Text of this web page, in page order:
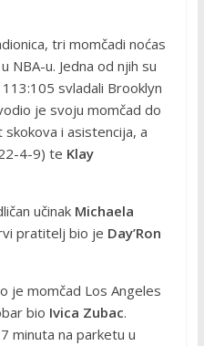
tri momčadi noćas
NBA-u. Jedna od njih su
svladali Brooklyn
je svoju momčad do
i asistencija, a
4-9) te Klay
učinak Michaela
pratitelj bio je Day’Ron
je momčad Los Angeles
bio Ivica Zubac.
minuta na parketu u